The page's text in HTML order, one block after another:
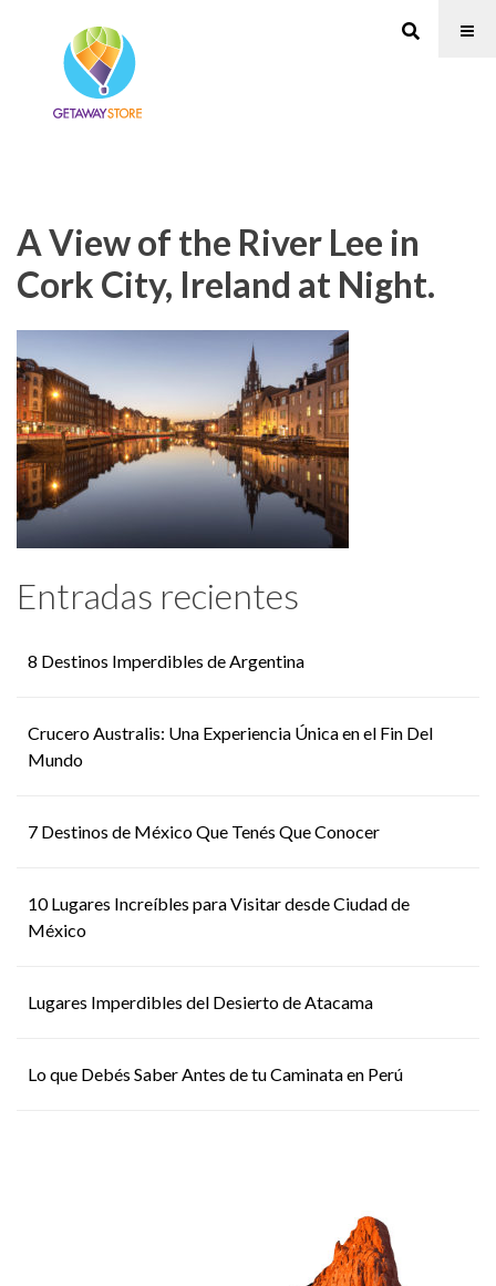
A View of the River Lee in
Cork City, Ireland at Night.
Entradas recientes
8 Destinos Imperdibles de Argentina
Crucero Australis: Una Experiencia Única en el Fin Del
Mundo
7 Destinos de México Que Tenés Que Conocer
10 Lugares Increíbles para Visitar desde Ciudad de
México
Lugares Imperdibles del Desierto de Atacama
Lo que Debés Saber Antes de tu Caminata en Perú